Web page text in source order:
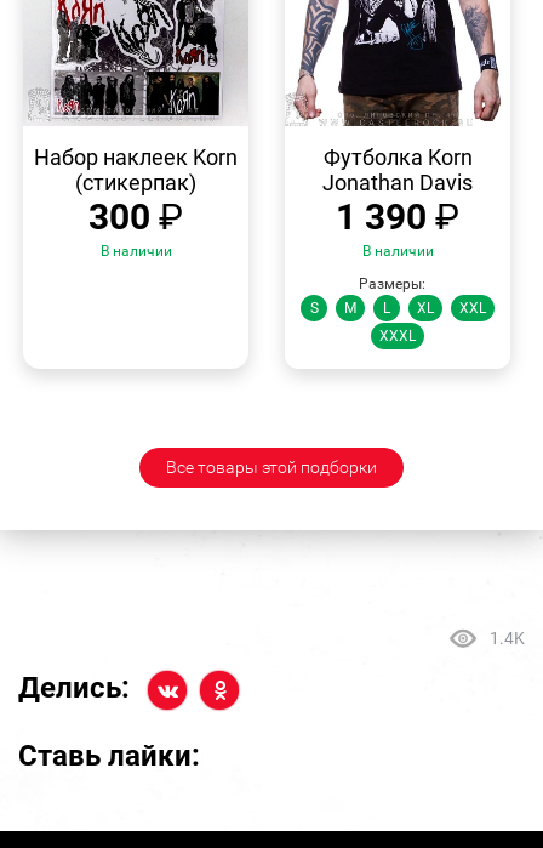
ПРОСМОТР
Набор наклеек Korn
(стикерпак)
300 ₽
В наличии
ПРОСМОТР
Футболка Korn
Jonathan Davis
1 390 ₽
В наличии
Размеры:
S
M L XL
XXL
XXXL
Все товары этой подборки
1.4K
Делись:
Ставь лайки: